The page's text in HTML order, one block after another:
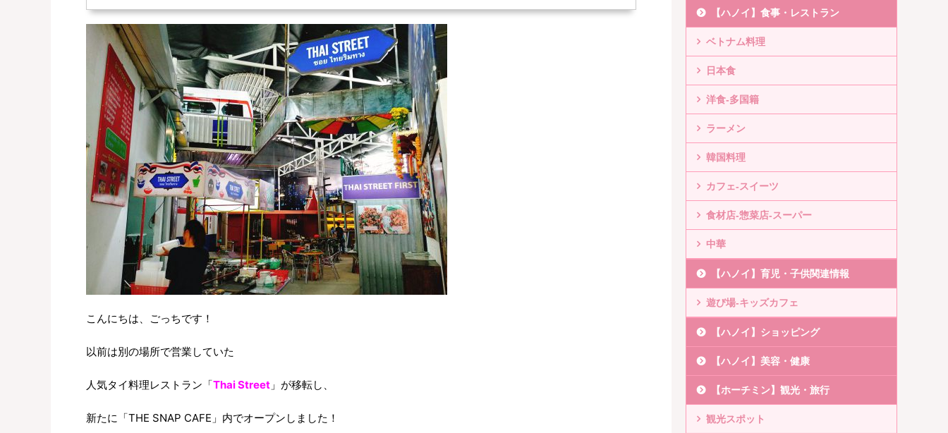
こんにちは、ごっちです！
以前は別の場所で営業していた
人気タイ料理レストラン「Thai Street 」が移転し、
新たに「THE SNAP CAFE」内でオープンしました！
【ハノイ】食事・レストラン
ベトナム料理
日本食
洋食-多国籍
ラーメン
韓国料理
カフェ-スイーツ
食材店-惣菜店-スーパー
中華
【ハノイ】育児・子供関連情報
遊び場-キッズカフェ
【ハノイ】ショッピング
【ハノイ】美容・健康
【ホーチミン】観光・旅行
観光スポット